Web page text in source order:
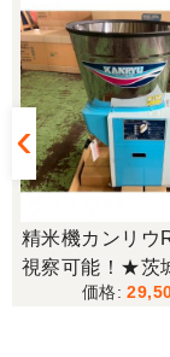
東京都／
いろいろ
時にも
会があれ
ます。
エンジン
精米機カンリ
視察可能！★茨
カンリウ 循環型